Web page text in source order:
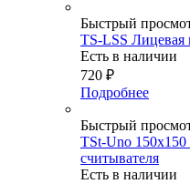
Быстрый
TS-LSS Лицевая
Есть в наличии
720 ₽
Подробнее
Быстрый
TSt-Uno
считывателя
Есть в наличии